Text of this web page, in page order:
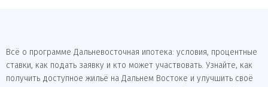
Всё о программе Дальневосточная ипотека: условия, процентные
ставки, как подать заявку и кто может участвовать. Узнайте, как
получить доступное жильё на Дальнем Востоке и улучшить своё